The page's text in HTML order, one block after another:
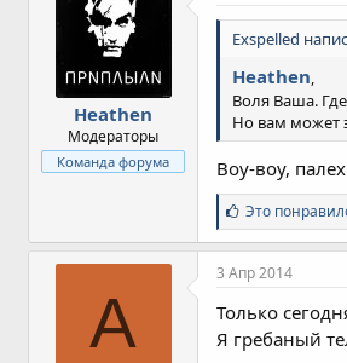
Heathen
Модераторы
Команда форума
Exspelled
Heathen,
Воля Ваша.
Но вам может
Воу-воу,
С
и
м
п
а
т
и
и
Это
A
3 Апр 2014
Только
Я гребаный